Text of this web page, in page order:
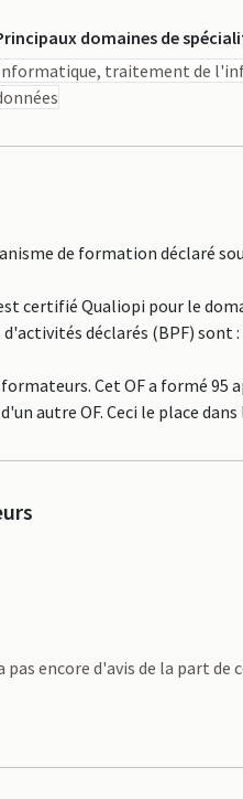
domaines de
traitement de
de formation déclaré
certifié Qualiopi pour le
d'activités déclarés (BPF)
formateurs. Cet OF a formé
autre OF. Ceci le place
pas encore d'avis de la part de